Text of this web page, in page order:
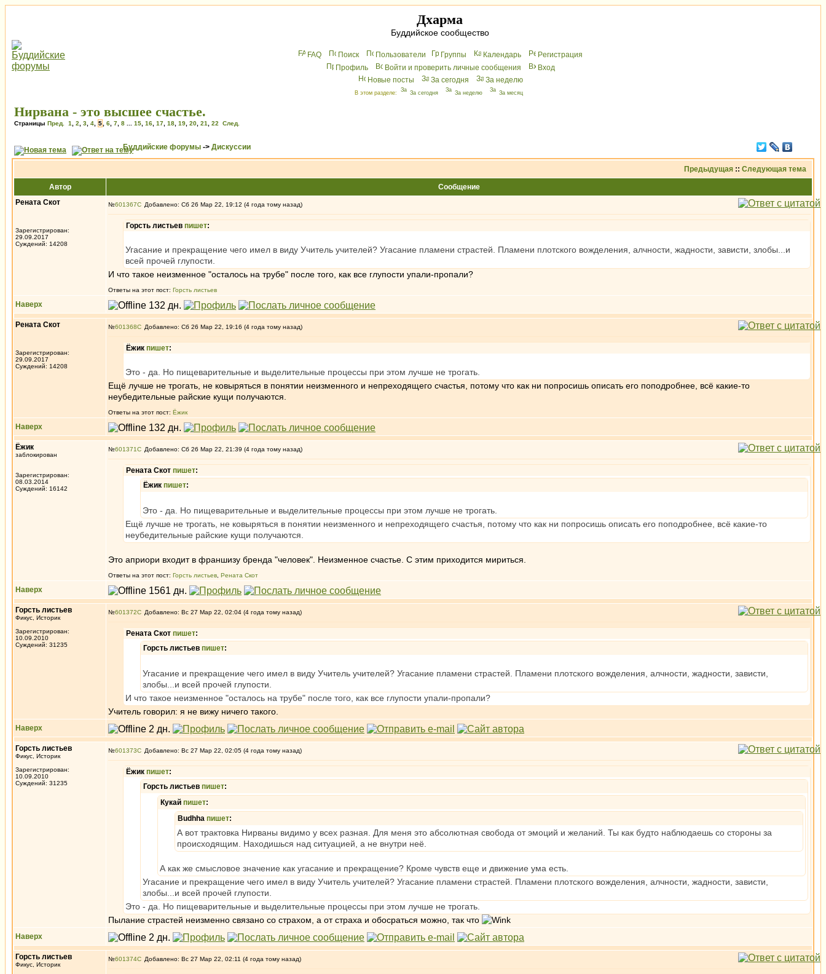
Дхарма
Буддийское сообщество
FAQ Поиск Пользователи Группы Календарь
Peгиcтрaция
Профиль
Войти и проверить личные сообщения
Вхoд
Новые посты
За сегодня За неделю
В этом разделе: За сегодня За неделю За месяц
Нирвана - это высшее счастье.
Страницы Пред. 1 2 3 4 5 6 7 8 15 16 17 18 19 20 21 22 След.
Буддийские форумы -> Дискуссии
Предыдущая :: Следующая тема
Автор
Сообщение
Рената Скот
Зарегистрирован:
29.09.2017
Суждений: 14208
№601367 Добавлено: Сб 26 Мар 22, 19:12 (4 года тому назад)
Горсть листьев пишет:
Угасание и прекращение чего имел в виду Учитель учителей? Угасание пламени страстей. Пламени плотского вожделения, алчности, жадности, зависти, злобы...и
всей прочей глупости.
И что такое неизменное "осталось на трубе" после того, как все глупости упали-пропали?
Ответы на этот пост: Горсть листьев
Наверх
Рената Скот
Зарегистрирован:
29.09.2017
Суждений: 14208
№601368 Добавлено: Сб 26 Мар 22, 19:16 (4 года тому назад)
Ёжик пишет:
Это - да. Но пищеварительные и выделительные процессы при этом лучше не трогать.
Ещё лучше не трогать, не ковыряться в понятии неизменного и непреходящего счастья, потому что как ни попросишь описать его поподробнее, всё какие-то
неубедительные райские кущи получаются.
Ответы на этот пост: Ёжик
Наверх
Ёжик
заблокирован
Зарегистрирован:
08.03.2014
Суждений: 16142
№601371 Добавлено: Сб 26 Мар 22, 21:39 (4 года тому назад)
Рената Скот пишет:
Ёжик пишет:
Это - да. Но пищеварительные и выделительные процессы при этом лучше не трогать.
Ещё лучше не трогать, не ковыряться в понятии неизменного и непреходящего счастья, потому что как ни попросишь описать его поподробнее, всё какие-то
неубедительные райские кущи получаются.
Это априори входит в франшизу бренда "человек". Неизменное счастье. С этим приходится мириться.
Ответы на этот пост: Горсть листьев Рената Скот
Наверх
Горсть листьев
Фикус, Историк
Зарегистрирован:
10.09.2010
Суждений: 31235
№601372 Добавлено: Вс 27 Мар 22, 02:04 (4 года тому назад)
Рената Скот пишет:
Горсть листьев пишет:
Угасание и прекращение чего имел в виду Учитель учителей? Угасание пламени страстей. Пламени плотского вожделения, алчности, жадности, зависти,
злобы...и всей прочей глупости.
И что такое неизменное "осталось на трубе" после того, как все глупости упали-пропали?
Учитель говорил: я не вижу ничего такого.
Наверх
Горсть листьев
Фикус, Историк
Зарегистрирован:
10.09.2010
Суждений: 31235
№601373 Добавлено: Вс 27 Мар 22, 02:05 (4 года тому назад)
Ёжик пишет:
Горсть листьев пишет:
Кукай пишет:
Budhha пишет:
А вот трактовка Нирваны видимо у всех разная. Для меня это абсолютная свобода от эмоций и желаний. Ты как будто наблюдаешь со стороны за
происходящим. Находишься над ситуацией, а не внутри неё.
А как же смысловое значение как угасание и прекращение? Кроме чувств еще и движение ума есть.
Угасание и прекращение чего имел в виду Учитель учителей? Угасание пламени страстей. Пламени плотского вожделения, алчности, жадности, зависти,
злобы...и всей прочей глупости.
Это - да. Но пищеварительные и выделительные процессы при этом лучше не трогать.
Пылание страстей неизменно связано со страхом, а от страха и обосраться можно, так что
Наверх
Горсть листьев
Фикус, Историк
№601374 Добавлено: Вс 27 Мар 22, 02:11 (4 года тому назад)